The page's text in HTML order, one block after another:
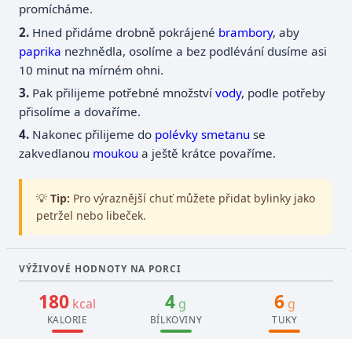
promícháme.
Hned přidáme drobně pokrájené brambory, aby
paprika nezhnědla, osolíme a bez podlévání dusíme asi
10 minut na mírném ohni.
Pak přilijeme potřebné množstvívody, podle potřeby
přisolíme a dovaříme.
Nakonec přilijeme do polévky smetanu se
zakvedlanou moukou a ještě krátce povaříme.
💡 Tip: Pro výraznější chuť můžete přidat bylinky jako
petržel nebo libeček.
VÝŽIVOVÉ HODNOTY NA PORCI
180 kcal
KALORIE
4 g
BÍLKOVINY
6g
TUKY